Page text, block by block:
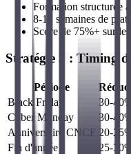
Formation structurée
8-12 semaines de
Score de 75%+ sur
Stratégie 3 : Timing
Période
Black Friday
30-
Cyber Monday
30-
Anniversaire CNCF 20-
Fin d'année
25-